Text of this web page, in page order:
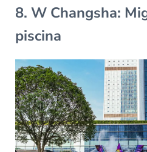
8. W Changsha:
piscina